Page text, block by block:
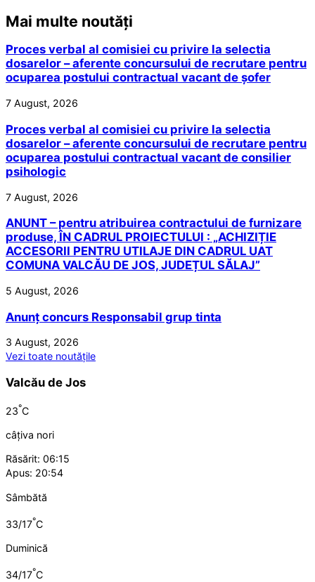
Mai multe noutăți
Proces verbal al comisiei cu privire la selectia
dosarelor – aferente concursului de recrutare pentru
ocuparea postului contractual vacant de șofer
7 August, 2026
Proces verbal al comisiei cu privire la selectia
dosarelor – aferente concursului de recrutare pentru
ocuparea postului contractual vacant de consilier
psihologic
7 August, 2026
ANUNT – pentru atribuirea contractului de furnizare
produse, ÎN CADRUL PROIECTULUI : „ACHIZIȚIE
ACCESORII PENTRU UTILAJE DIN CADRUL UAT
COMUNA VALCĂU DE JOS, JUDEȚUL SĂLAJ”
5 August, 2026
Anunț concurs Responsabil grup tinta
3 August, 2026
Vezi toate noutățile
Valcău de Jos
23°C
câțiva nori
Răsărit: 06:15
Apus: 20:54
Sâmbătă
33/17°C
Duminică
34/17°C